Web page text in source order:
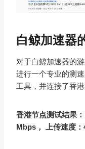
白鲸加速器
对于白鲸加速器的
进行一个专业的测
工具，并连接了香
香港节点测试结果
Mbps， 上传速度